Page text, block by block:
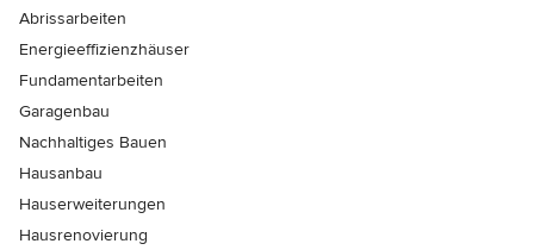
Abrissarbeiten
Energieeffizienzhäuser
Fundamentarbeiten
Garagenbau
Nachhaltiges Bauen
Hausanbau
Hauserweiterungen
Hausrenovierung